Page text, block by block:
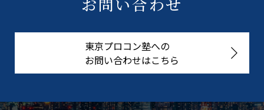
東京プロコン塾への
お問い合わせはこちら